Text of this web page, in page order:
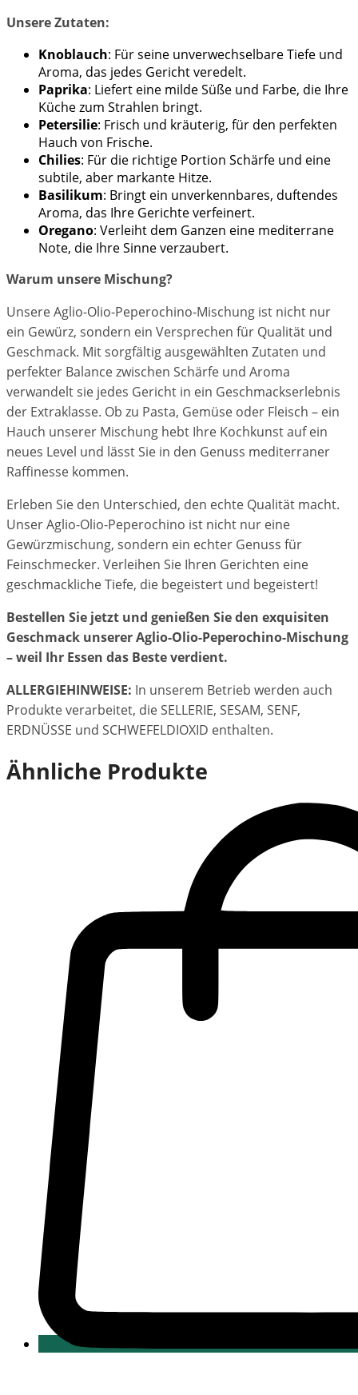
Unsere Zutaten:
Knoblauch: Für seine unverwechselbare Tiefe und
Aroma, das jedes Gericht veredelt.
Paprika: Liefert eine milde Süße und Farbe, die Ihre
Küche zum Strahlen bringt.
Petersilie: Frisch und kräuterig, für den perfekten
Hauch von Frische.
Chilies: Für die richtige Portion Schärfe und eine
subtile, aber markante Hitze.
Basilikum: Bringt ein unverkennbares, duftendes
Aroma, das Ihre Gerichte verfeinert.
Oregano: Verleiht dem Ganzen eine mediterrane
Note, die Ihre Sinne verzaubert.
Warum unsere Mischung?
Unsere Aglio-Olio-Peperochino-Mischung ist nicht nur
ein Gewürz, sondern ein Versprechen für Qualität und
Geschmack. Mit sorgfältig ausgewählten Zutaten und
perfekter Balance zwischen Schärfe und Aroma
verwandelt sie jedes Gericht in ein Geschmackserlebnis
der Extraklasse. Ob zu Pasta, Gemüse oder Fleisch – ein
Hauch unserer Mischung hebt Ihre Kochkunst auf ein
neues Level und lässt Sie in den Genuss mediterraner
Raffinesse kommen.
Erleben Sie den Unterschied, den echte Qualität macht.
Unser Aglio-Olio-Peperochino ist nicht nur eine
Gewürzmischung, sondern ein echter Genuss für
Feinschmecker. Verleihen Sie Ihren Gerichten eine
geschmackliche Tiefe, die begeistert und begeistert!
Bestellen Sie jetzt und genießen Sie den exquisiten
Geschmack unserer Aglio-Olio-Peperochino-Mischung
– weil Ihr Essen das Beste verdient.
ALLERGIEHINWEISE: In unserem Betrieb werden auch
Produkte verarbeitet, die SELLERIE, SESAM, SENF,
ERDNÜSSE und SCHWEFELDIOXID enthalten.
Ähnliche Produkte